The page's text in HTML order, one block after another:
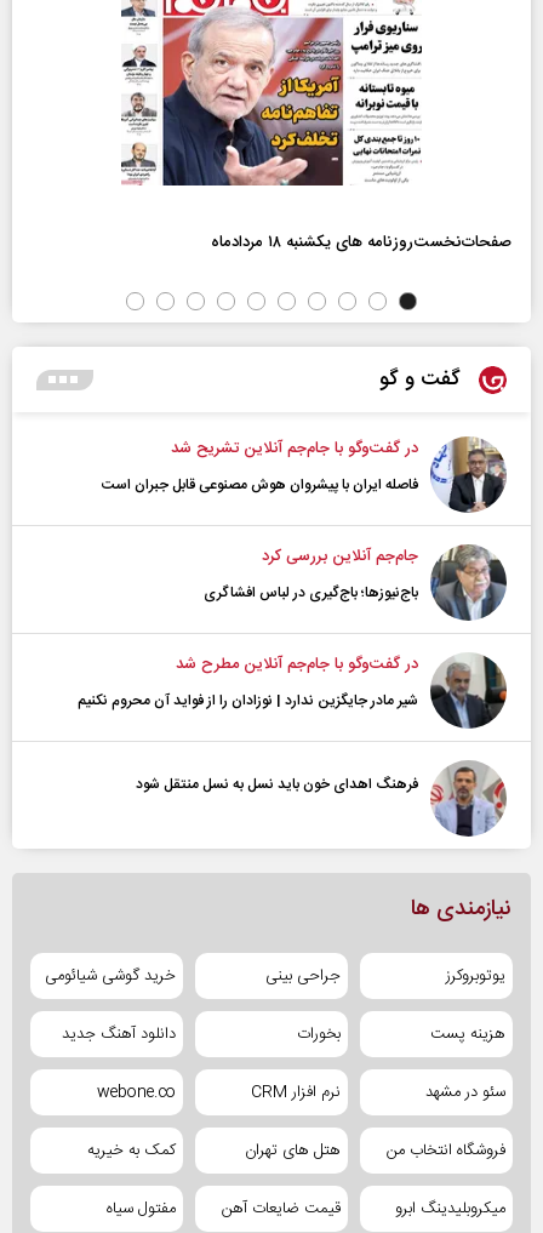
صفحات‌نخست‌روزنامه ها‌ی یکشنبه ۱۸ مردادماه
گفت و گو
در گفت‌و‌گو با جام‌جم آنلاین تشریح شد
فاصله ایران با پیشرو‌ان هوش مصنوعی قابل جبران است
جام‌جم آنلاین بررسی کرد
باج‌نیوزها؛ باج‌گیری در لباس افشاگری
در گفت‌و‌گو با جام‌جم آنلاین مطرح شد
شیر مادر جایگزین ندارد | نوزادان را از فواید آن محروم نکنیم
فرهنگ اهدای خون باید نسل به نسل منتقل شود
نیازمندی ها
یوتوبروکرز جراحی بینی خرید گوشی شیائومی
هزینه پست بخورات دانلود آهنگ جدید
سئو در مشهد نرم افزار CRM webone.co
فروشگاه انتخاب من هتل های تهران کمک به خیریه
میکروبلیدینگ ابرو قیمت ضایعات آهن مفتول سیاه